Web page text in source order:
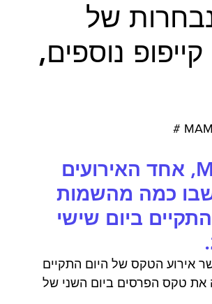
של
נוספים,
היום השני של טקס פרסי MAMA 2024, אחד האירועים
שבו כמה מהשמות
ביום שישי
אירוע הטקס של היום התקיים
את טקס הפרסים ביום השני של